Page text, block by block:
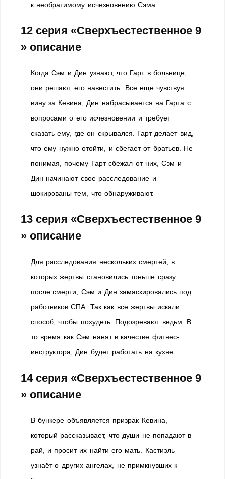
к необратимому исчезновению Сэма.
12 серия «Сверхъестественное 9
» описание
Когда Сэм и Дин узнают, что Гарт в больнице,
они решают его навестить. Все еще чувствуя
вину за Кевина, Дин набрасывается на Гарта с
вопросами о его исчезновении и требует
сказать ему, где он скрывался. Гарт делает вид,
что ему нужно отойти, и сбегает от братьев. Не
понимая, почему Гарт сбежал от них, Сэм и
Дин начинают свое расследование и
шокированы тем, что обнаруживают.
13 серия «Сверхъестественное 9
» описание
Для расследования нескольких смертей, в
которых жертвы становились тоньше сразу
после смерти, Сэм и Дин замаскировались под
работников СПА. Так как все жертвы искали
способ, чтобы похудеть. Подозревают ведьм. В
то время как Сэм нанят в качестве фитнес-
инструктора, Дин будет работать на кухне.
14 серия «Сверхъестественное 9
» описание
В бункере объявляется призрак Кевина,
который рассказывает, что души не попадают в
рай, и просит их найти его мать. Кастиэль
узнаёт о других ангелах, не примкнувших к